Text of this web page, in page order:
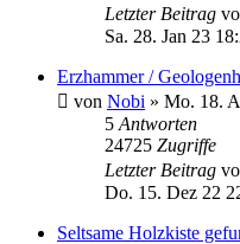
Letzter Beitrag
Sa. 28. Jan 23
Erzhammer /
von Nobi » Mo. 18.
5 Antworten
24725 Zugriffe
Letzter Beitrag
Do. 15. Dez 22
Seltsame Holzkiste